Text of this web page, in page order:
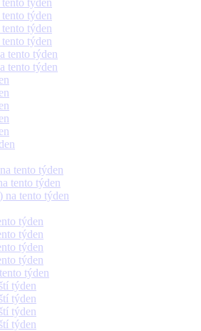
týden
týden
týden
týden
tento týden
tento týden
tento týden
tento týden
tento týden
týden
týden
týden
týden
týden
týden
týden
týden
týden